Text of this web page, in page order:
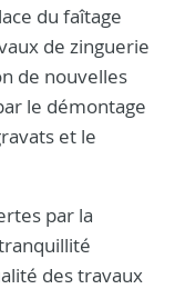
du faîtage
de zinguerie
de nouvelles
le démontage
et le
par la
des travaux